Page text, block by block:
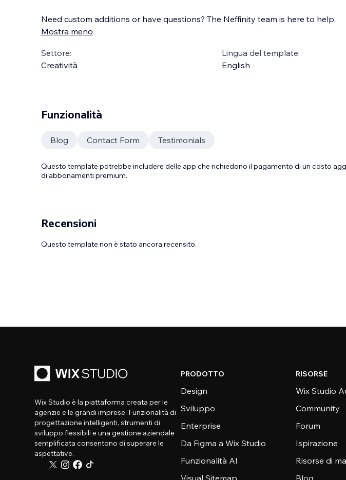
Need custom additions or have questions? The Neffinity team is here to help.
Mostra meno
Settore:
Creatività
Lingua del template:
English
Funzionalità
Blog Contact Form Testimonials
Questo template potrebbe includere delle app che richiedono il pagamento di un costo
di abbonamenti premium.
Recensioni
Questo template non è stato ancora recensito.
Wix Studio è la piattaforma creata per le
agenzie e le grandi imprese. Funzionalità di
progettazione intelligenti, strumenti di
sviluppo flessibili e una gestione aziendale
semplificata consentono di superare le
aspettative.
PRODOTTO
Design
Sviluppo
Enterprise
Da Figma a Wix Studio
Funzionalità AI
Visual Sitemap
RISORSE
Wix Studio
Community
Forum
Ispirazione
Risorse di
Blog